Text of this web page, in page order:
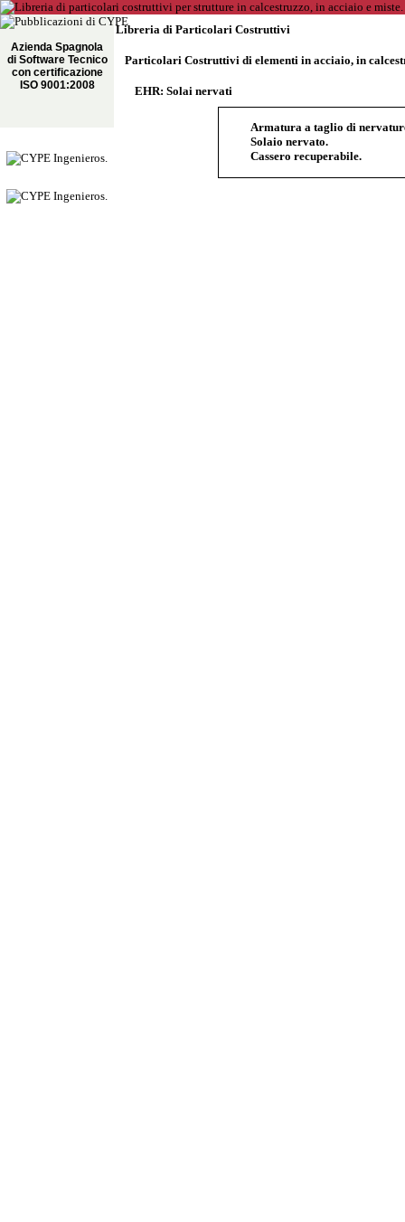
Azienda Spagnola
di Software Tecnico
con certificazione
ISO 9001:2008
Libreria di Particolari Costruttivi
Particolari Costruttivi di elementi in acciaio, in
EHR: Solai nervati
Armatura a taglio di
Solaio nervato.
Cassero recuperabile.